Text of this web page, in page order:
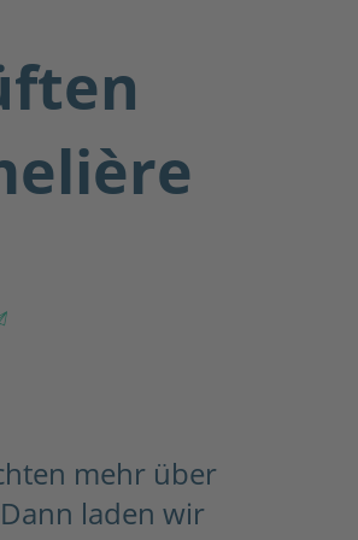
mehr über
laden wir